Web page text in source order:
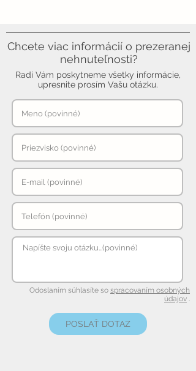
Chcete viac informácií o prezeranej
nehnuteľnosti?
Radi Vám poskytneme všetky informácie,
upresnite prosím Vašu otázku.
Odoslaním súhlasíte so spracovaním osobných
údajov .
POSLAŤ DOTAZ